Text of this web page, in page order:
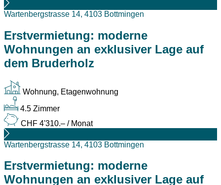
Wartenbergstrasse 14, 4103 Bottmingen
Erstvermietung: moderne
Wohnungen an exklusiver Lage auf
dem Bruderholz
Wohnung, Etagenwohnung
4.5 Zimmer
CHF 4'310.– / Monat
Wartenbergstrasse 14, 4103 Bottmingen
Erstvermietung: moderne
Wohnungen an exklusiver Lage auf